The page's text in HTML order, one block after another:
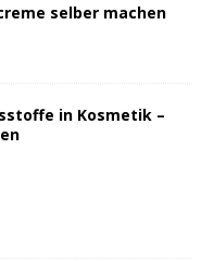
selber machen
in Kosmetik –